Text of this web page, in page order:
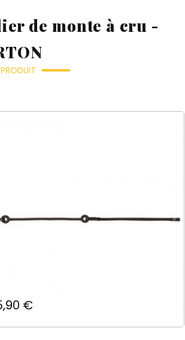
de monte à cru -
€